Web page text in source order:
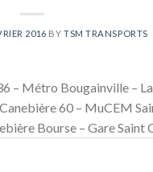
2016 BY TSM TRANSPORTS
– Métro Bougainville –
60 – MuCEM
Bourse – Gare Saint